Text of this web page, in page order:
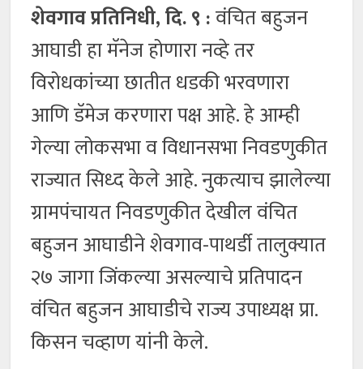
शेवगाव प्रतिनिधी, दि. ९ :वंचित बहुजन
आघाडी हा मॅनेज होणारा नव्हे तर
विरोधकांच्या छातीत धडकी भरवणारा
आणि डॅमेज करणारा पक्ष आहे. हे आम्ही
गेल्या लोकसभा व विधानसभा निवडणुकीत
राज्यात सिध्द केले आहे. नुकत्याच झालेल्या
ग्रामपंचायत निवडणुकीत देखील वंचित
बहुजन आघाडीने शेवगाव-पाथर्डी तालुक्यात
२७ जागा जिंकल्या असल्याचे प्रतिपादन
वंचित बहुजन आघाडीचे राज्य उपाध्यक्ष प्रा.
किसन चव्हाण यांनी केले.